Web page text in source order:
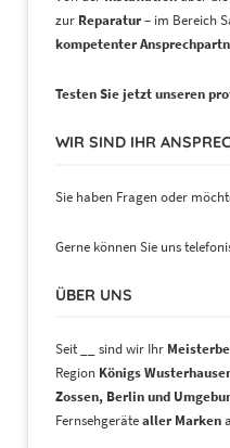
zur Reparatur – im Bereich
kompetenter
Testen Sie jetztunseren
WIR SIND IHR
Sie haben Fragen oder
Gerne können Sie uns
ÜBER UNS
Seit __ sind wir Ihr
Region Königs
Zossen, Berlin und
Fernsehgerätealler Marken